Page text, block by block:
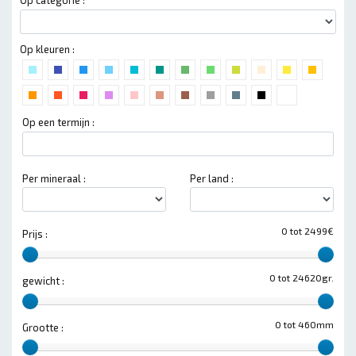
Op kleuren :
Op een termijn :
Per mineraal : Per land :
0 tot 2499€
Prijs :
0 tot 24620gr.
gewicht :
0 tot 460mm
Grootte :